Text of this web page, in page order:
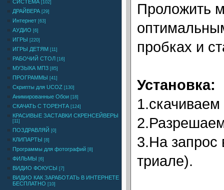
СИСТЕМА [102]
ДРАЙВЕРА [29]
Интернет [63]
АУДИО [6]
ИГРЫ [220]
ИГРЫ ДЕТЯМ [11]
РАБОЧИЙ СТОЛ [16]
МУЗЫКА МП3 [85]
ПРОГРАММЫ [41]
Скрипты для UCOZ [130]
Анимированные Обои [18]
СКАЧАТЬ С ТОРЕНТА [124]
КРАСИВЫЕ ЗАСТАВКИ СКРЕНСЕЙВЕРЫ
[11]
ПОЗДРАВЛЯЙ [0]
КЛИПАРТЫ [8]
Программы для фотографий [8]
ФИЛЬМЫ [6]
ВИДИО ФОКУСЫ [7]
ВИДИО КАК ЗАРАБОТАТЬ В ИНТЕРНЕТЕ
БЕСПЛАТНО [10]
Проложить
пробках и
Установка:
3.На запрос
триале).